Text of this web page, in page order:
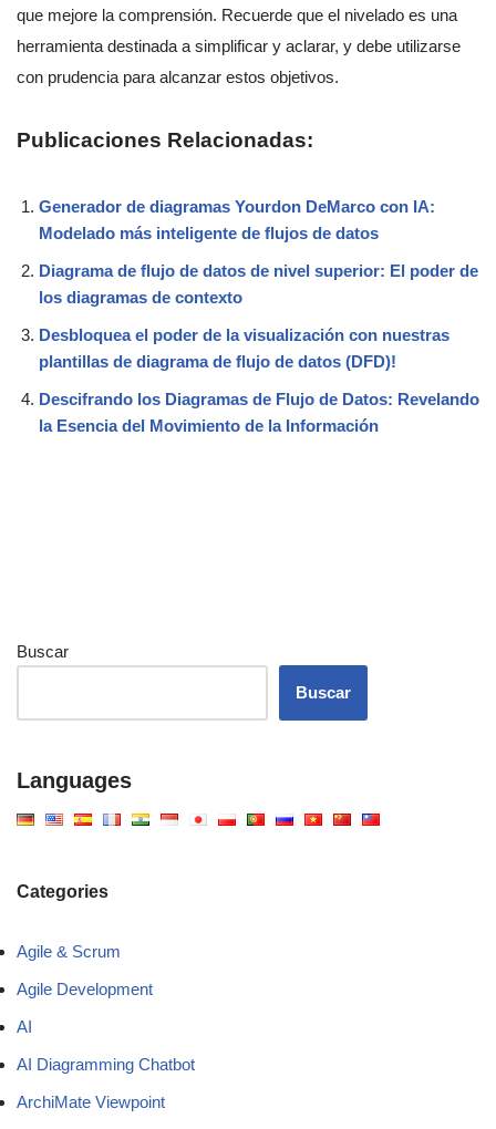
que mejore la comprensión. Recuerde que el nivelado es una
herramienta destinada a simplificar y aclarar, y debe utilizarse
con prudencia para alcanzar estos objetivos.
Publicaciones Relacionadas:
Generador de diagramas Yourdon DeMarco con IA:
Modelado más inteligente de flujos de datos
Diagrama de flujo de datos de nivel superior: El poder de
los diagramas de contexto
Desbloquea el poder de la visualización con nuestras
plantillas de diagrama de flujo de datos (DFD)!
Descifrando los Diagramas de Flujo de Datos: Revelando
la Esencia del Movimiento de la Información
Buscar
Buscar
Languages
Categories
Agile & Scrum
Agile Development
AI
AI Diagramming Chatbot
ArchiMate Viewpoint